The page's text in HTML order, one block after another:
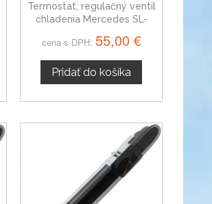
Termostat, regulačný ventil
chladenia Mercedes SL-
cena s DPH: 55,00 €
Pridať do košíka